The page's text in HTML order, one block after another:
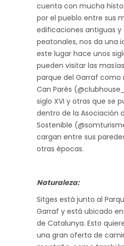
cuenta con mucha
por el pueblo entre sus
edificaciones antiguas y
peatonales, nos da una
este lugar hace unos
pueden visitar las
parque del Garraf como
Can Parès
siglo XVI y otras que se
dentro de la Asociación
Sostenible
cargan entre sus
otras épocas.
Naturaleza:
Sitges está junto al
Garraf y está ubicado
de Catalunya. Esto
una gran oferta de